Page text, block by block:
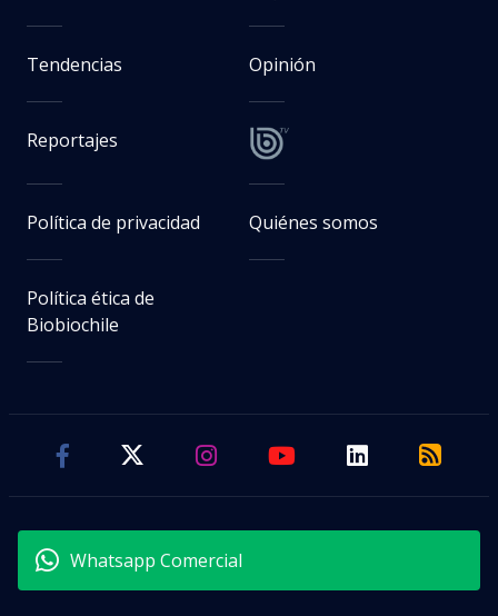
Tendencias Opinión
Reportajes
Política de privacidad Quiénes somos
Política ética de
Biobiochile
Whatsapp Comercial